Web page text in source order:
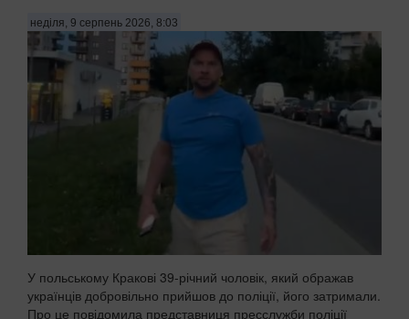
неділя, 9 серпень 2026, 8:03
У польському Кракові 39-річний чоловік, який ображав
українців добровільно прийшов до поліції, його затримали.
Про це повідомила представниця пресслужби поліції